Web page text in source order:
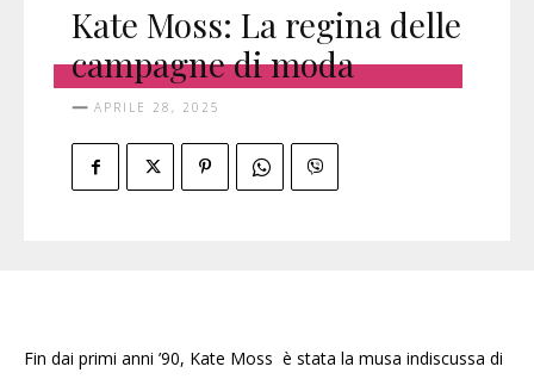
Kate Moss: La regina delle
campagne di moda
APRILE 28, 2025
Fin dai primi anni ’90, Kate Moss è stata la musa indiscussa di